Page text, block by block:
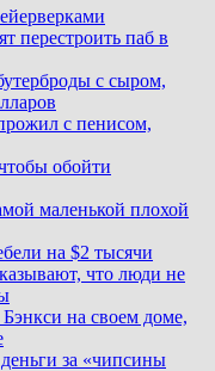
перестроить паб в
с сыром,
с пенисом,
обойти
маленькой плохой
на $2 тысячи
что люди не
на своем доме,
за «чипсины